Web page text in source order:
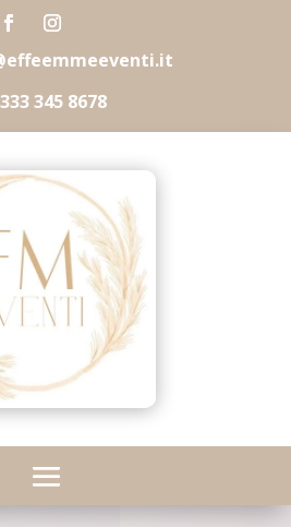
333 345 8678